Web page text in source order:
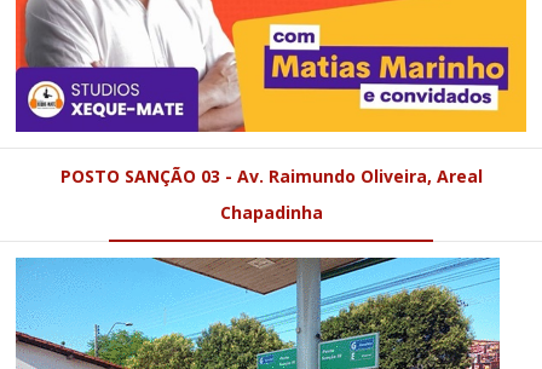
POSTO SANÇÃO 03 - Av. Raimundo Oliveira, Areal
Chapadinha